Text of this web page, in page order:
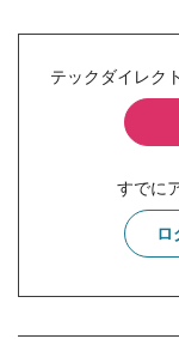
テックダイレク
すでに
ロ